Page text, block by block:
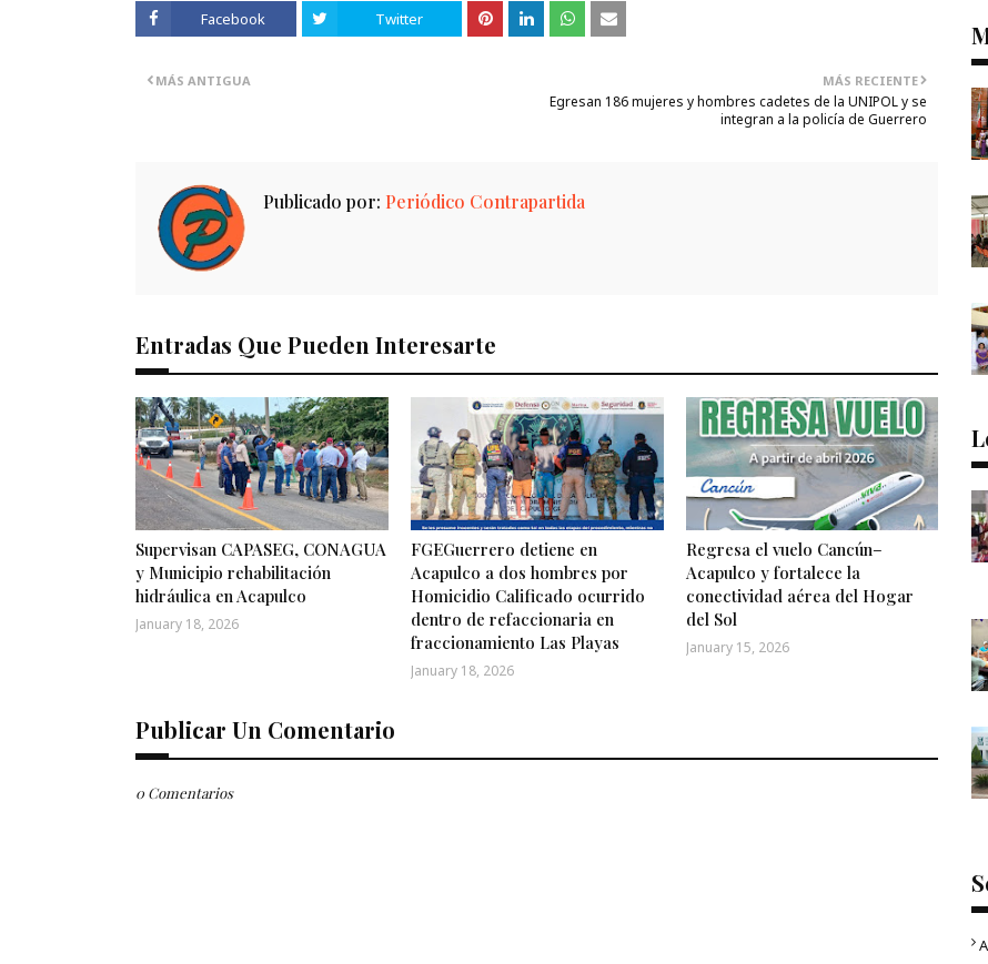
Facebook Twitter
MÁS RECIENTE
Egresan 186 mujeres y hombres cadetes de la UNIPOL y se
integran a la policía de Guerrero
MÁS ANTIGUA
Publicado por: Periódico Contrapartida
Entradas Que Pueden Interesarte
Supervisan CAPASEG, CONAGUA
y Municipio rehabilitación
hidráulica en Acapulco
January 18, 2026
FGEGuerrero detiene en
Acapulco a dos hombres por
Homicidio Calificado ocurrido
dentro de refaccionaria en
fraccionamiento Las Playas
January 18, 2026
Regresa el vuelo Cancún–
Acapulco y fortalece la
conectividad aérea del Hogar
del Sol
January 15, 2026
Publicar Un Comentario
0 Comentarios